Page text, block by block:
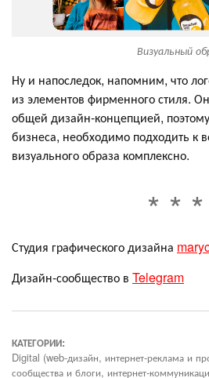
Визуальный
Ну и напоследок, напомним, что
из элементов фирменного стиля.
общей дизайн-концепцией,
бизнеса, необходимо подходить к
визуального образа комплексно.
Студия графического дизайна
Дизайн-сообщество в Telegram
КАТЕГОРИИ:
Digital (web-дизайн, интернет-реклама и
сообщества и блоги, интернет-